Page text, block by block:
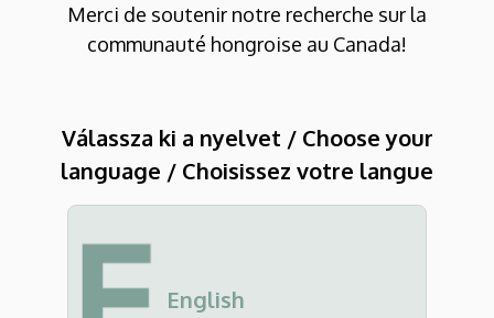
kérdőívek
Merci de soutenir notre recherche sur la
communauté hongroise au Canada!
Válassza ki a nyelvet / Choose your
language / Choisissez votre langue
English